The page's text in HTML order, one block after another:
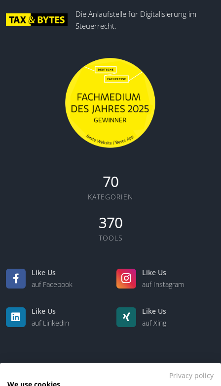
Die Anlaufstelle für Digitalisierung im
Steuerrecht.
70
KATEGORIEN
370
TOOLS
Like Us
auf Facebook
Like Us
auf Instagram
Like Us
auf LinkedIn
Like Us
auf Xing
Privacy policy